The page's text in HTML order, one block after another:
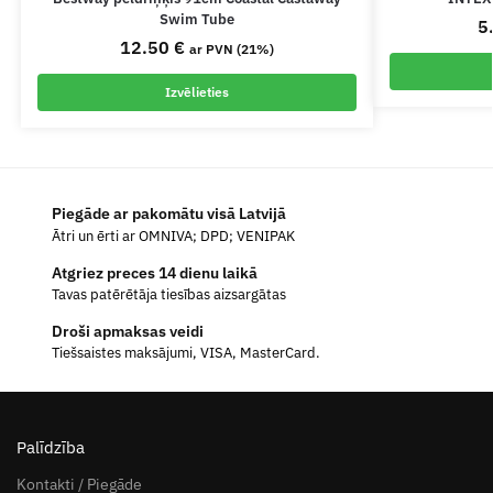
Swim Tube
12.50 € ar PVN (21%)
Izvēlieties
Piegāde ar pakomātu visā Latvijā
Ātri un ērti ar OMNIVA; DPD; VENIPAK
Atgriez preces 14 dienu laikā
Tavas patērētāja tiesības aizsargātas
Droši apmaksas veidi
Tiešsaistes maksājumi, VISA, MasterCard.
Palīdzība
Kontakti / Piegāde